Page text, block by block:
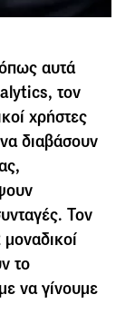
αυτά
τον
χρήστες
διαβάσουν
Τον
το
να γίνουμε